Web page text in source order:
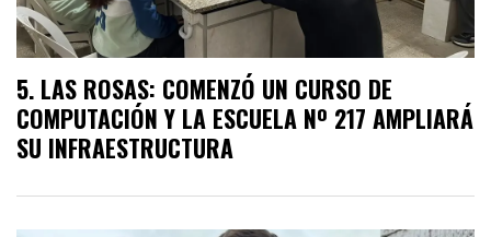
LAS ROSAS: COMENZÓ UN CURSO DE
COMPUTACIÓN Y LA ESCUELA Nº 217 AMPLIARÁ
SU INFRAESTRUCTURA